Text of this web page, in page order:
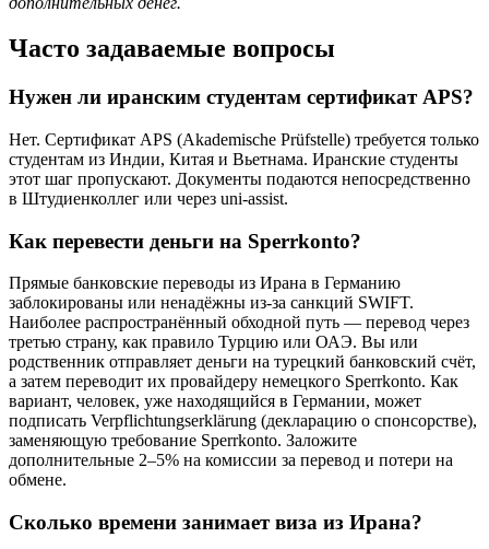
Часто задаваемые вопросы
Нужен ли иранским студентам сертификат APS?
Нет. Сертификат APS (Akademische Prüfstelle) требуется только
студентам из Индии, Китая и Вьетнама. Иранские студенты
этот шаг пропускают. Документы подаются непосредственно
в Штудиенколлег или через uni-assist.
Как перевести деньги на Sperrkonto?
Прямые банковские переводы из Ирана в Германию
заблокированы или ненадёжны из-за санкций SWIFT.
Наиболее распространённый обходной путь — перевод через
третью страну, как правило Турцию или ОАЭ. Вы или
родственник отправляет деньги на турецкий банковский счёт,
а затем переводит их провайдеру немецкого Sperrkonto. Как
вариант, человек, уже находящийся в Германии, может
подписать Verpflichtungserklärung (декларацию о спонсорстве),
заменяющую требование Sperrkonto. Заложите
дополнительные 2–5% на комиссии за перевод и потери на
обмене.
Сколько времени занимает виза из Ирана?